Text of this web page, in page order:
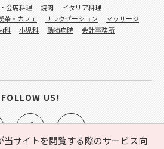
当サイトを閲覧する際のサービス向
会席料理 焼肉
イタリア料理
茶・カフェ リラクゼーション
マッサージ
科 小児科 動物病院
会計事務所
FOLLOW US!